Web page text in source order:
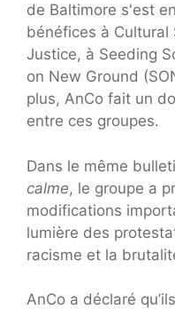
de Baltimore s'est
bénéfices à Cultural
Justice, à Seeding
on New Ground
plus, AnCo fait un
entre ces groupes.
Dans le même
calme, le groupe a
modifications
lumière des
racisme et la
AnCo a déclaré